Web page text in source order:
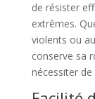
de résister
extrêmes.
violents ou
conserve sa
nécessiter